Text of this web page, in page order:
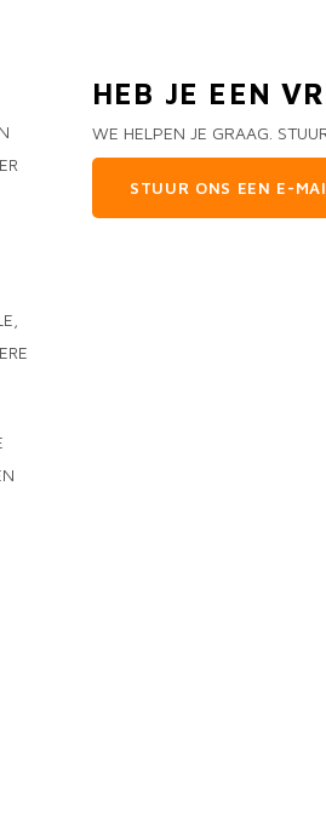
HEB JE EEN
WE HELPEN JE GRAAG.
STUUR ONS EEN E-